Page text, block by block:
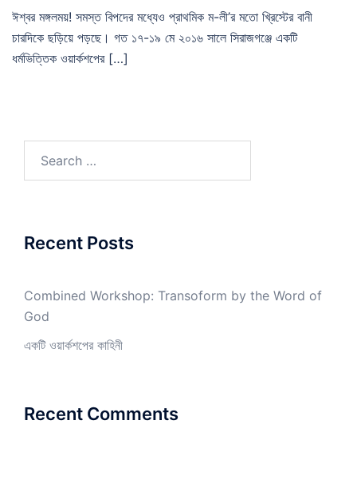
ঈশ্বর মঙ্গলময়! সমস্ত বিপদের মধ্যেও প্রাথমিক ম-লী’র মতো খ্রিস্টের বানী
চারদিকে ছড়িয়ে পড়ছে। গত ১৭-১৯ মে ২০১৬ সালে সিরাজগঞ্জে একটি
ধর্মভিত্তিক ওয়ার্কশপের […]
Recent Posts
Combined Workshop: Transoform by the Word of
God
একটি ওয়ার্কশপের কাহিনী
Recent Comments